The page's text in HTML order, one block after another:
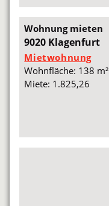
Wohnung mieten
9020 Klagenfurt
Mietwohnung
Wohnfläche: 138 m²
Miete: 1.825,26